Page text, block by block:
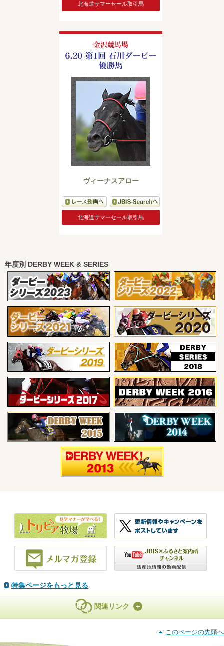
北海道サマーセール取引馬
ヴィーナスアロー
北海道サマーセール取引馬
年度別 DERBY WEEK & SERIES
特集ページをもっと見る
関連リンク
このページの先頭へ